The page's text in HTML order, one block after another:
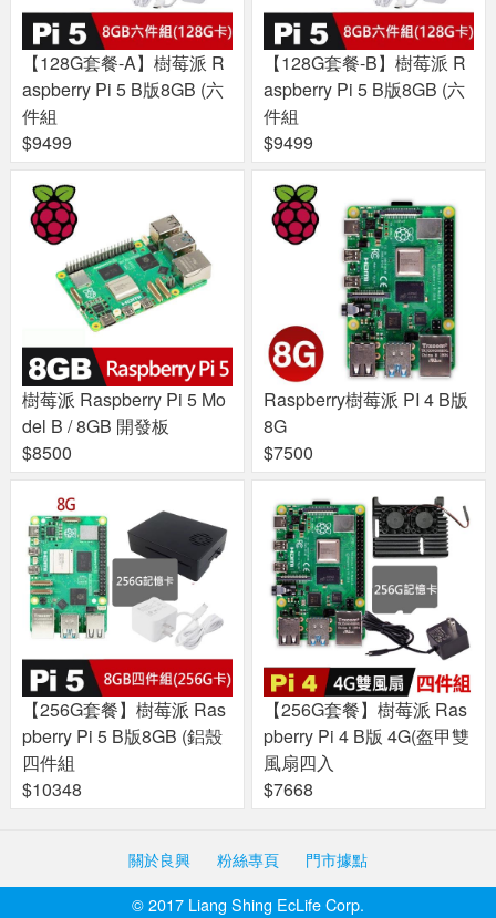
【128G套餐-A】樹莓派 R
aspberry Pi 5 B版8GB (六
件組
$9499
【128G套餐-B】樹莓派 R
aspberry Pi 5 B版8GB (六
件組
$9499
樹莓派 Raspberry Pi 5 Mo
del B / 8GB 開發板
$8500
Raspberry樹莓派 PI 4 B版
8G
$7500
【256G套餐】樹莓派 Ras
pberry Pi 5 B版8GB (鋁殼
四件組
$10348
【256G套餐】樹莓派 Ras
pberry Pi 4 B版 4G(盔甲雙
風扇四入
$7668
關於良興 粉絲專頁
門市據點
© 2017 Liang Shing EcLife Corp.